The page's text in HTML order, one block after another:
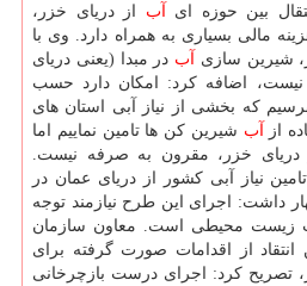
بین حوزه ای آب از دریای خزر،
مالی بسیاری به همراه دارد. وی با
شیرین سازی آب در مبدا (یعنی دریای
اضافه كرد: امكان دارد حسب
كه بخشی از نیاز آبی استان های
از آب شیرین كن ها تامین نماییم اما
دریای خزر، مقرون به صرفه نیست.
نیاز آبی كشور از دریای عمان در
داشت: اجرای این طرح نیازمند توجه
زیست محیطی است. معاون سازمان
از اقدامات صورت گرفته برای
تصریح كرد: اجرای درست بازچرخانی